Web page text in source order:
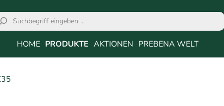
HOME PRODUKTE AKTIONEN PREBENA WELT